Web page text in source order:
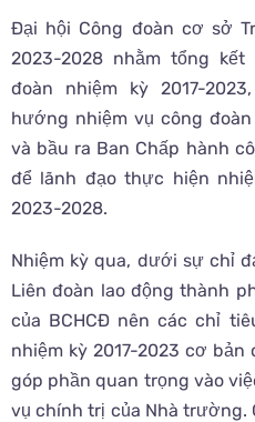
Đại hội Công đoàn cơ sở
2023-2028 nhằm tổng
đoàn nhiệm kỳ 2017-
hướng nhiệm vụ công
và bầu ra Ban Chấp hành
để lãnh đạo thực hiện
2023-2028.
Nhiệm kỳ qua, dưới sự chỉ
Liên đoàn lao động thành
của BCHCĐ nên các chỉ
nhiệm kỳ 2017-2023 cơ
góp phần quan trọng vào
vụ chính trị của Nhà trường.